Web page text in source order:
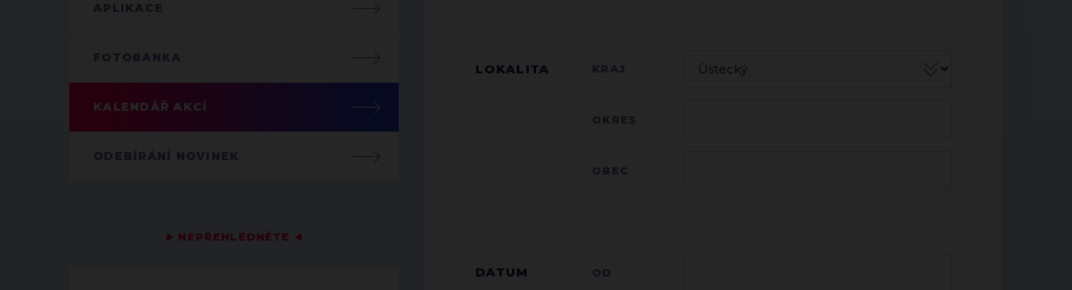
APLIKACE
FOTOBANKA
KALENDÁŘ AKCÍ
ODEBÍRÁNÍ NOVINEK
▶ NEPŘEHLÉDNĚTE ◀
LOKALITA KRAJ
OKRES
OBEC
DATUM OD